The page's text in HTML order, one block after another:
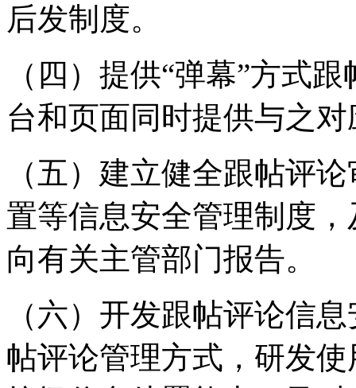
后发制度。
（四）提供“弹幕”方式
台和页面同时提供与之
（五）建立健全跟帖评
置等信息安全管理制度
向有关主管部门报告。
（六）开发跟帖评论信
帖评论管理方式，研发